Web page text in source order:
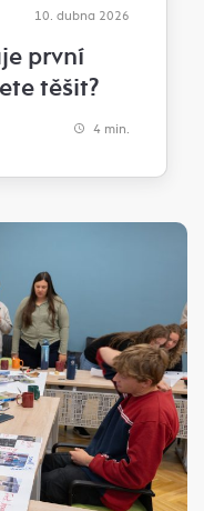
10. dubna 2026
první
těšit?
4 min.